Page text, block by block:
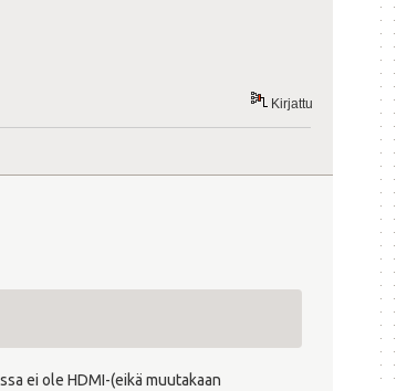
Kirjattu
ei ole HDMI-(eikä muutakaan